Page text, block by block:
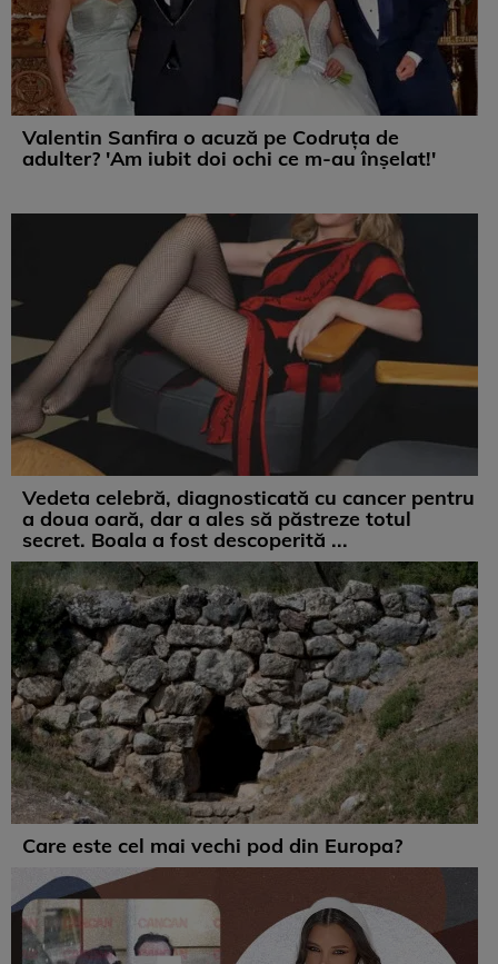
Valentin Sanfira o acuză pe Codruța de
adulter? 'Am iubit doi ochi ce m-au înșelat!'
Vedeta celebră, diagnosticată cu cancer pentru
a doua oară, dar a ales să păstreze totul
secret. Boala a fost descoperită ...
Care este cel mai vechi pod din Europa?